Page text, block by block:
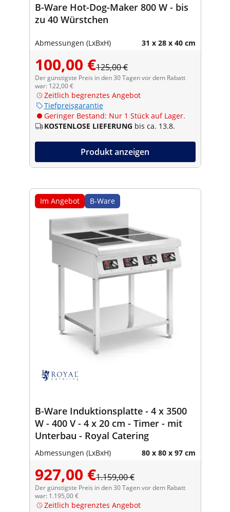
B-Ware Hot-Dog-Maker 800 W - bis
zu 40 Würstchen
Abmessungen (LxBxH) 31 x 28 x 40 cm
100,00 €125,00 €
Der günstigste Preis in den 30 Tagen vor dem Rabatt
war: 122,00 €
Zeitlich begrenztes Angebot
Tiefpreisgarantie
Geringer Bestand: Nur 1 Stück auf Lager.
KOSTENLOSE LIEFERUNG bis ca. 13.8.
Produkt anzeigen
Im Angebot B-Ware
B-Ware Induktionsplatte - 4 x 3500
W - 400 V - 4 x 20 cm - Timer - mit
Unterbau - Royal Catering
Abmessungen (LxBxH) 80 x 80 x 97 cm
927,00 €1.159,00 €
Der günstigste Preis in den 30 Tagen vor dem Rabatt
war: 1.195,00 €
Zeitlich begrenztes Angebot